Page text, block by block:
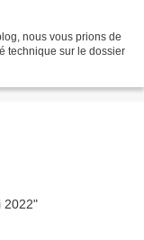
nous vous prions de
technique sur le dossier